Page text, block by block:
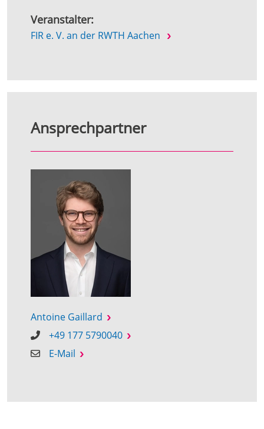
Veranstalter:
FIR e. V. an der RWTH Aachen
Ansprechpartner
Antoine Gaillard
+49 177 5790040
E-Mail